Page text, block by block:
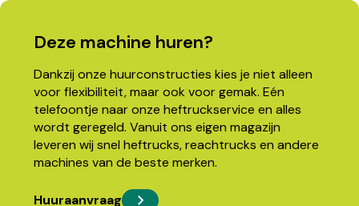
Deze machine huren?
Dankzij onze huurconstructies kies je niet alleen
voor flexibiliteit, maar ook voor gemak. Eén
telefoontje naar onze heftruckservice en alles
wordt geregeld. Vanuit ons eigen magazijn
leveren wij snel heftrucks, reachtrucks en andere
machines van de beste merken.
Huuraanvraag